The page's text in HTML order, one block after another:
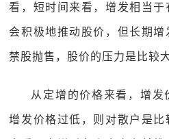
看，短时间来看，增发相当
会积极地推动股价，但长期
禁股抛售，股价的压力是比较
从定增的价格来看，增
增发价格过低，则对散户是